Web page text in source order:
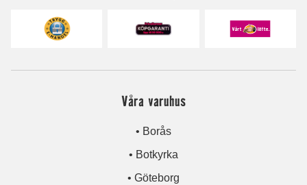
Våra varuhus
• Borås
• Botkyrka
• Göteborg